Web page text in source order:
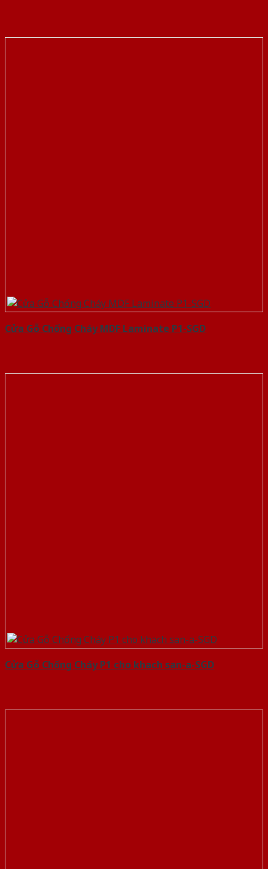
Cửa Gỗ Chống Cháy MDF Laminate P1-SGD
Cửa Gỗ Chống Cháy P1 cho khach san-a-SGD